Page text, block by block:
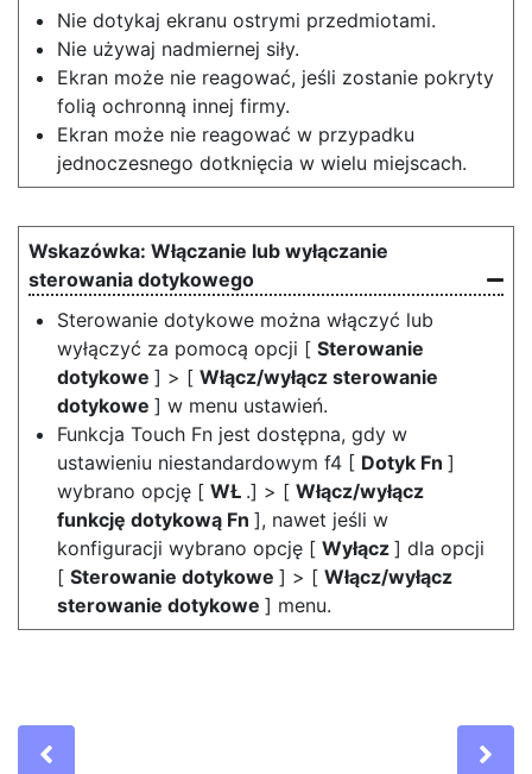
Nie dotykaj ekranu ostrymi przedmiotami.
Nie używaj nadmiernej siły.
Ekran może nie reagować, jeśli zostanie pokryty
folią ochronną innej firmy.
Ekran może nie reagować w przypadku
jednoczesnego dotknięcia w wielu miejscach.
Włączanie lub wyłączanie
sterowania dotykowego
Sterowanie dotykowe można włączyć lub
wyłączyć za pomocą opcji [ Sterowanie
dotykowe ] > [ Włącz/wyłącz sterowanie
dotykowe ] w menu ustawień.
Funkcja Touch Fn jest dostępna, gdy w
ustawieniu niestandardowym f4 [ Dotyk Fn ]
wybrano opcję [ WŁ .] > [ Włącz/wyłącz
funkcję dotykową Fn ], nawet jeśli w
konfiguracji wybrano opcję [ Wyłącz ] dla opcji
[ Sterowanie dotykowe ] > [ Włącz/wyłącz
sterowanie dotykowe ] menu.